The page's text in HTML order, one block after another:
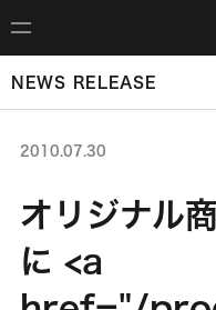
NEWS RELEASE
2010.07.30
オリジナル
に <a